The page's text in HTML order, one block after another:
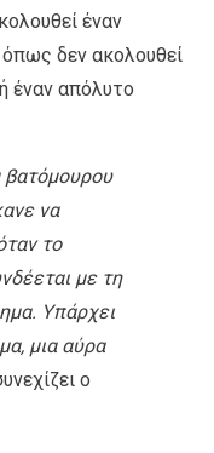
έναν
δεν ακολουθεί
έναν απόλυτο
βατόμουρου
να
το
με τη
Υπάρχει
μια αύρα
ο